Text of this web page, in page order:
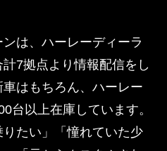
は、ハーレーディーラ
7拠点より情報配信をし
はもちろん、ハーレー
台以上在庫しています。
りたい」「憧れていた少